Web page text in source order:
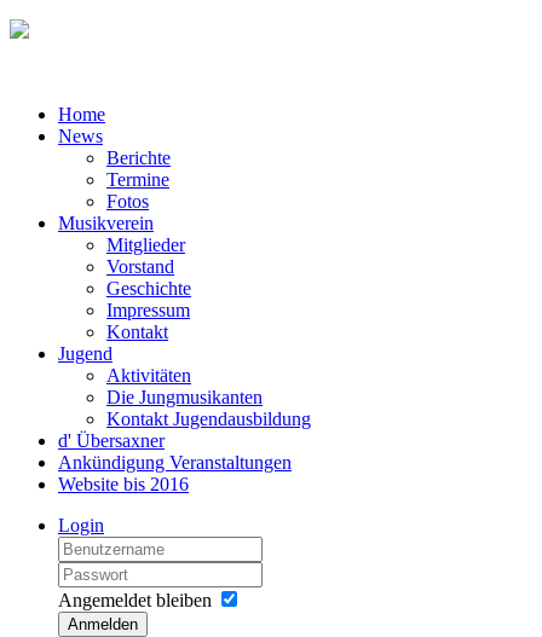
Home
News
Berichte
Termine
Fotos
Musikverein
Mitglieder
Vorstand
Geschichte
Impressum
Kontakt
Jugend
Aktivitäten
Die Jungmusikanten
Kontakt Jugendausbildung
d' Übersaxner
Ankündigung Veranstaltungen
Website bis 2016
Login
Angemeldet bleiben
Anmelden